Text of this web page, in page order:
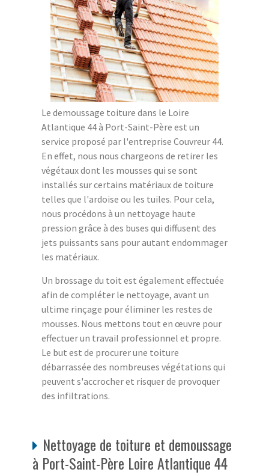
Le demoussage toiture dans le Loire
Atlantique 44 à Port-Saint-Père est un
service proposé par l'entreprise Couvreur 44.
En effet, nous nous chargeons de retirer les
végétaux dont les mousses qui se sont
installés sur certains matériaux de toiture
telles que l'ardoise ou les tuiles. Pour cela,
nous procédons à un nettoyage haute
pression grâce à des buses qui diffusent des
jets puissants sans pour autant endommager
les matériaux.
Un brossage du toit est également effectuée
afin de compléter le nettoyage, avant un
ultime rinçage pour éliminer les restes de
mousses. Nous mettons tout en œuvre pour
effectuer un travail professionnel et propre.
Le but est de procurer une toiture
débarrassée des nombreuses végétations qui
peuvent s'accrocher et risquer de provoquer
des infiltrations.
Nettoyage de toiture et demoussage
à Port-Saint-Père Loire Atlantique 44